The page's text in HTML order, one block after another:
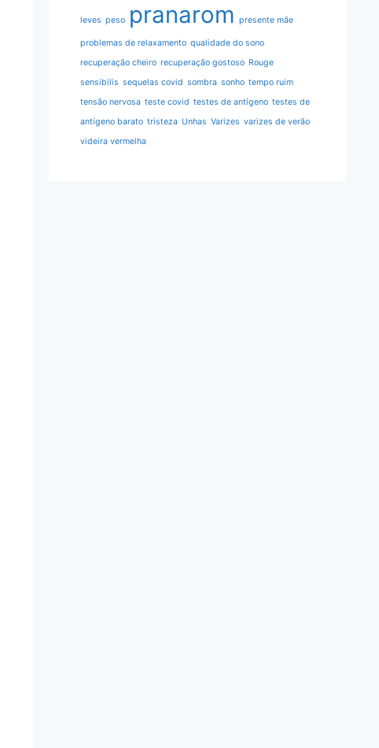
leves peso pranarom presente mãe
problemas de relaxamento qualidade do sono
recuperação cheiro recuperação gostoso Rouge
sensibilis sequelas covid sombra sonho tempo ruim
tensão nervosa teste covid testes de antígeno testes de
antígeno barato tristeza Unhas Varizes varizes de verão
videira vermelha